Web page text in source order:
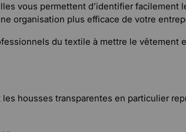
vous permettent d’identifier facilement
organisation plus efficace de votre
du textile à mettre le vêtement
housses transparentes en particulier